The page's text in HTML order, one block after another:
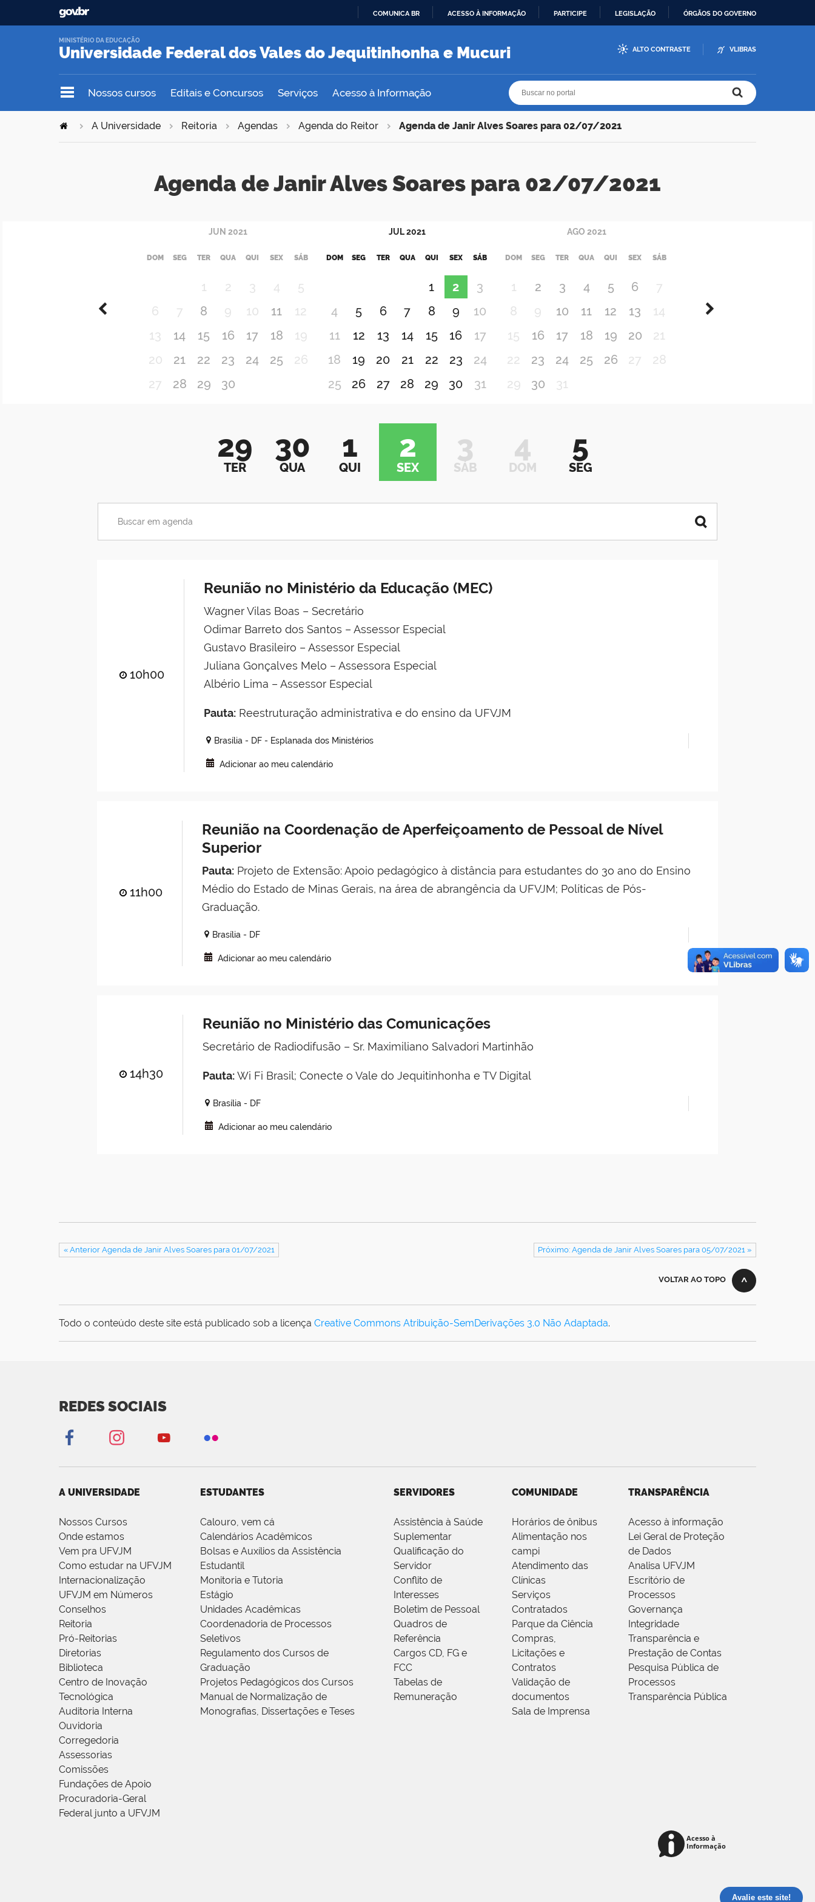
O
COMUNICA BR ACESSO À INFORMAÇÃO PARTICIPE LEGISLAÇÃO ÓRGÃOS DO GOVERNO
Universidade Federal dos Vales do Jequitinhonha e Mucuri
MINISTÉRIO DA EDUCAÇÃO
ALTO CONTRASTE VLIBRAS
Nossos cursos Editais e Concursos Serviços Acesso à Informação
A Universidade Reitoria Agendas Agenda do Reitor Agenda de Janir Alves Soares para 02/07/2021
Agenda de Janir Alves Soares para 02/07/2021
JUN 2021
DOM SEG TER QUA QUI SEX SÁB
1 2 3 4
5
6
7 8 9 10 11
12
13
14 15 16 17 18
19
20
21 22 23 24 25
26
27
28 29 30
JUL2021
DOM SEG TER QUA QUI SEX SÁB
1 2
3
4
5 6 7 8 9
10
11
12 13 14 15 16
17
18
19 20 21 22 23
24
25
26 27 28 29 30 31
AGO 2021
DOM SEG TER QUA QUI SEX SÁB
1 2 3 4 5 6
7
8
9 10 11 12 13
14
15
16 17 18 19 20
21
22
23 24 25 26 27
28
29
30 31
29
TER
30
QUA
1
QUI
2
SEX
3
SÁB
4
DOM
5
SEG
10h00
Reunião no Ministério da Educação (MEC)
Wagner Vilas Boas – Secretário
Odimar Barreto dos Santos – Assessor Especial
Gustavo Brasileiro – Assessor Especial
Juliana Gonçalves Melo – Assessora Especial
Albério Lima – Assessor Especial
Pauta:Reestruturação administrativa e do ensino da UFVJM
Brasília - DF - Esplanada dos Ministérios
Adicionar ao meu calendário
11h00
Reunião na Coordenação de Aperfeiçoamento de Pessoal de Nível
Superior
Pauta:Projeto de Extensão: Apoio pedagógico à distância para estudantes do 3o ano do Ensino
Médio do Estado de Minas Gerais, na área de abrangência da UFVJM; Políticas de Pós-
Graduação.
Brasília - DF
Adicionar ao meu calendário
14h30
Reunião no Ministério das Comunicações
Secretário de Radiodifusão – Sr. Maximiliano Salvadori Martinhão
Pauta:Wi Fi Brasil; Conecte o Vale do Jequitinhonha e TV Digital
Brasília - DF
Adicionar ao meu calendário
« Anterior Agenda de Janir Alves Soares para 01/07/2021 Próximo: Agenda de Janir Alves Soares para 05/07/2021 »
VOLTAR AO TOPO
Todo o conteúdo deste site está publicado sob a licença Creative Commons Atribuição-SemDerivações 3.0 Não Adaptada.
REDES SOCIAIS
A UNIVERSIDADE
Nossos Cursos
Onde estamos
Vem pra UFVJM
Como estudar na UFVJM
Internacionalização
UFVJM em Números
Conselhos
Reitoria
Pró-Reitorias
Diretorias
Biblioteca
Centro de Inovação
Tecnológica
Auditoria Interna
Ouvidoria
Corregedoria
Assessorias
Comissões
Fundações de Apoio
Procuradoria-Geral
Federal junto a UFVJM
ESTUDANTES
Calouro, vem cá
Calendários Acadêmicos
Bolsas e Auxílios da Assistência
Estudantil
Monitoria e Tutoria
Estágio
Unidades Acadêmicas
Coordenadoria de Processos
Seletivos
Regulamento dos Cursos de
Graduação
Projetos Pedagógicos dos Cursos
Manual de Normalização de
Monografias, Dissertações e Teses
SERVIDORES
Assistência à Saúde
Suplementar
Qualificação do
Servidor
Conflito de
Interesses
Boletim de Pessoal
Quadros de
Referência
Cargos CD, FG e
FCC
Tabelas de
Remuneração
COMUNIDADE
Horários de ônibus
Alimentação nos
campi
Atendimento das
Clínicas
Serviços
Contratados
Parque da Ciência
Compras,
Licitações e
Contratos
Validação de
documentos
Sala de Imprensa
TRANSPARÊNCIA
Acesso à informação
Lei Geral de Proteção
de Dados
Analisa UFVJM
Escritório de
Processos
Governança
Integridade
Transparência e
Prestação de Contas
Pesquisa Pública de
Processos
Transparência Pública
Avalie este site!